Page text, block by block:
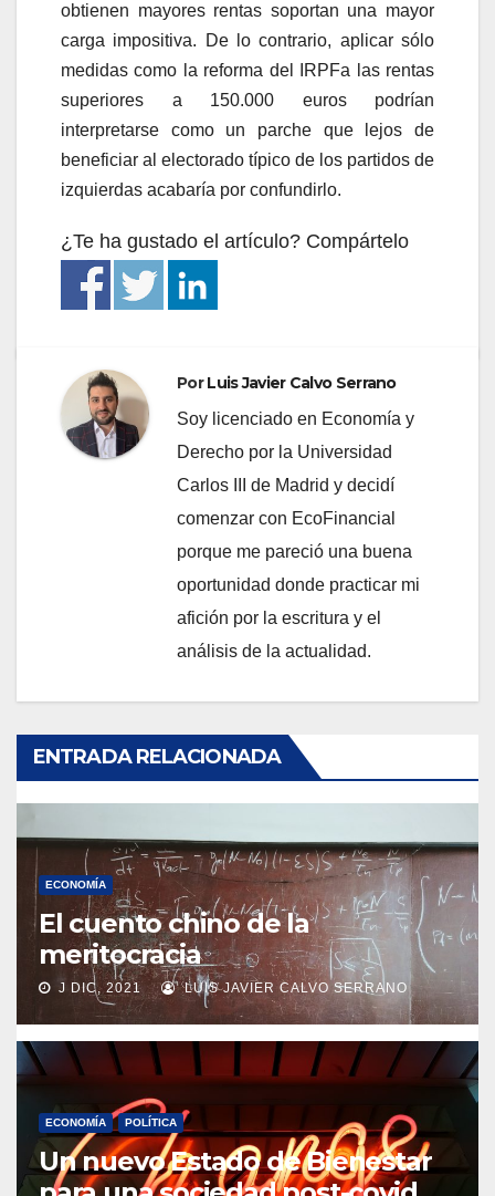
obtienen mayores rentas soportan una mayor
carga impositiva. De lo contrario, aplicar sólo
medidas como la reforma del IRPFa las rentas
superiores a 150.000 euros podrían
interpretarse como un parche que lejos de
beneficiar al electorado típico de los partidos de
izquierdas acabaría por confundirlo.
¿Te ha gustado el artículo? Compártelo
PorLuis Javier Calvo Serrano
Soy licenciado en Economía y
Derecho por la Universidad
Carlos III de Madrid y decidí
comenzar con EcoFinancial
porque me pareció una buena
oportunidad donde practicar mi
afición por la escritura y el
análisis de la actualidad.
ENTRADA RELACIONADA
ECONOMÍA
El cuento chino de la
meritocracia
J DIC, 2021 LUIS JAVIER CALVO SERRANO
ECONOMÍA POLÍTICA
Un nuevo Estado de Bienestar